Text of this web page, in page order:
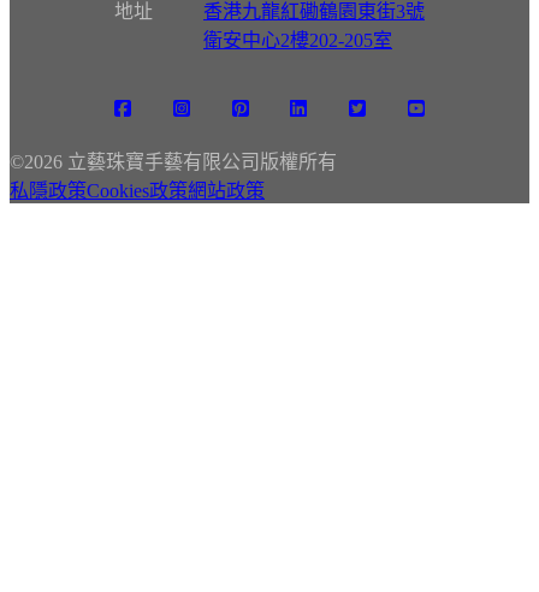
地址
香港九龍紅磡鶴園東街3號
衛安中心2樓202-205室
©2026 立藝珠寶手藝有限公司版權所有
私隱政策Cookies政策網站政策